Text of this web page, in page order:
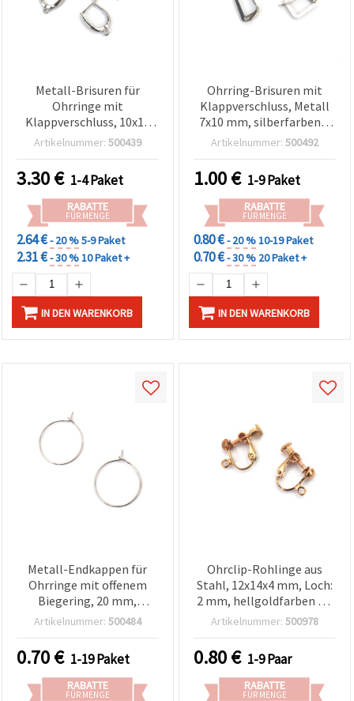
Metall-Brisuren für
Ohrringe mit
Klappverschluss, 10x15
mm, silberfarben – 10
Artikelnummer: 500439
3.30€ 1-4 Paket
RABATTE
FÜR MENGE
2.64 €- 20 %5-9 Paket
2.31 €- 30 %10 Paket +
IN DEN WARENKORB
Ohrring-Brisuren mit
Klappverschluss, Metall
7x10 mm, silberfarben –
10 Stück
Artikelnummer: 500492
1.00€ 1-9 Paket
RABATTE
FÜR MENGE
0.80 €- 20 %10-19 Paket
0.70 €- 30 % 20 Paket +
IN DEN WARENKORB
Metall-Endkappen für
Ohrringe mit offenem
Biegering, 20 mm,
silberfarben – 20 Stück
Artikelnummer: 500484
0.70€ 1-19 Paket
RABATTE
FÜR MENGE
Ohrclip-Rohlinge aus
Stahl, 12x14x4 mm, Loch:
2 mm, hellgoldfarben – 1
Paar (2 Stk.)
Artikelnummer: 500978
0.80€ 1-9 Paar
RABATTE
FÜR MENGE